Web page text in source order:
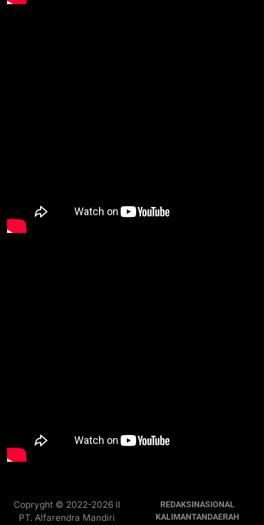
Copryght © 2022-2026 II
PT. Alfarendra Mandiri
REDAKSINASIONAL
KALIMANTANDAERAH